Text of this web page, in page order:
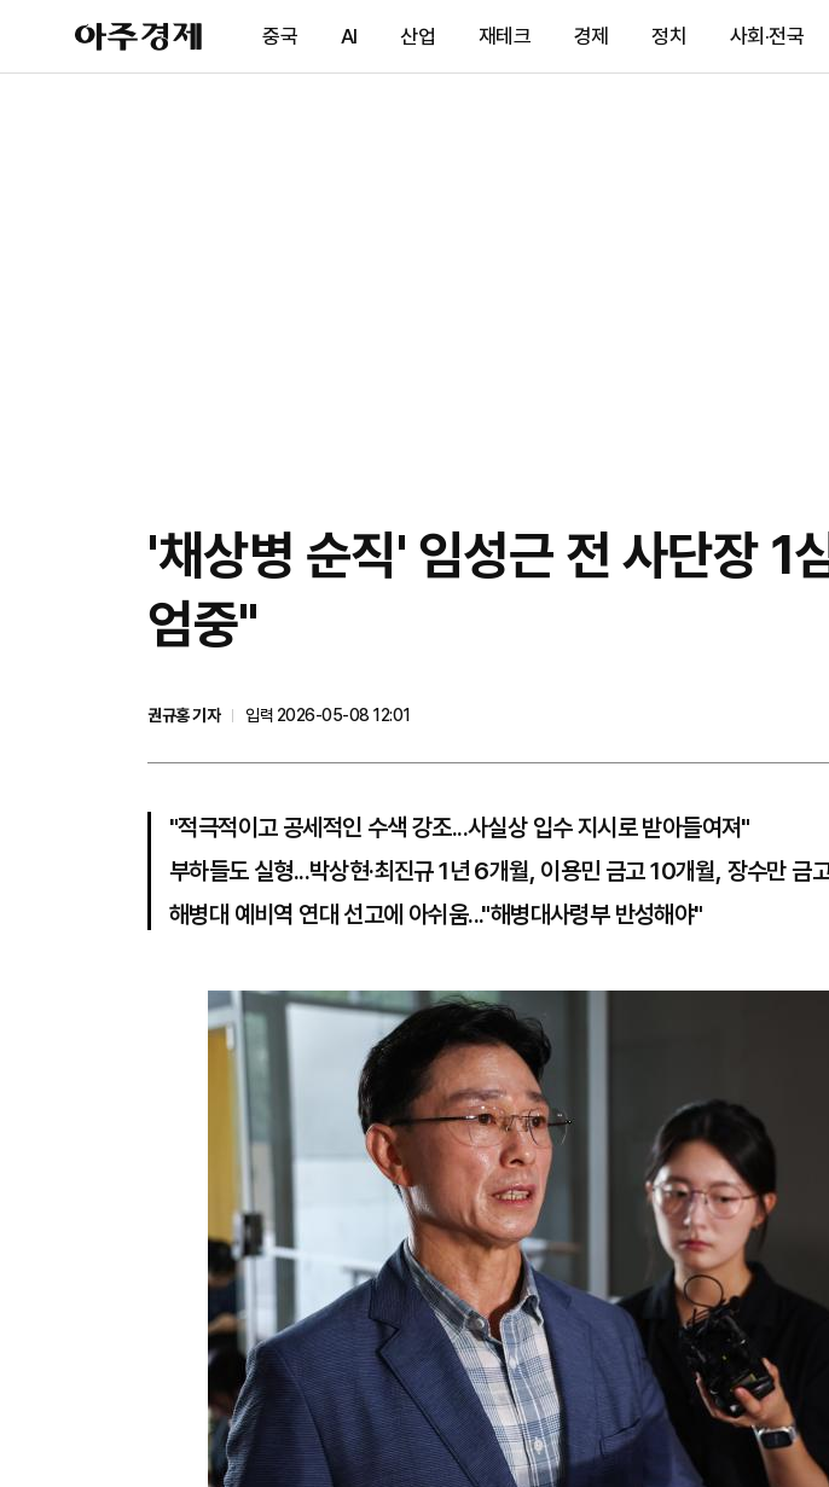
아
주
제
중국 AI 산업 재테크 경제 정치 사회·전국
'채상병 순직' 임성근 전 사단장
엄중"
권규홍 기자
입력 2026-05-08 12:01
"적극적이고 공세적인 수색 강조...사실상 입수 지시로 받아들여져"
부하들도 실형...박상현·최진규 1년 6개월, 이용민 금고 10개월, 장수만 금
해병대 예비역 연대 선고에 아쉬움..."해병대사령부 반성해야"